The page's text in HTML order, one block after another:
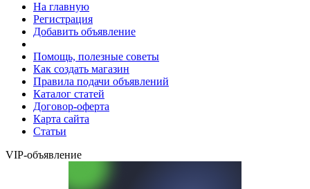
На главную
Регистрация
Добавить объявление
Помощь, полезные советы
Как создать магазин
Правила подачи объявлений
Каталог статей
Договор-оферта
Карта сайта
Статьи
VIP-объявление